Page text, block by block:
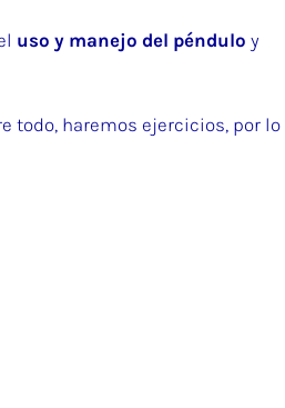
uso y manejo del péndulo y
todo, haremos ejercicios, por lo